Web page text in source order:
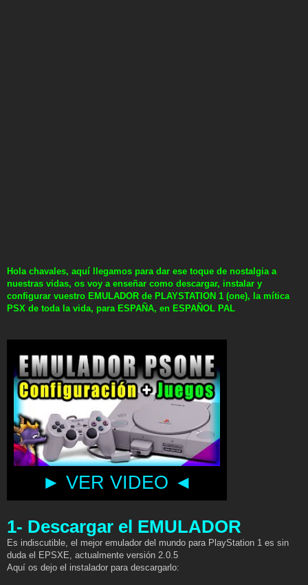
Hola chavales, aquí llegamos para dar ese toque de nostalgia a
nuestras vidas, os voy a enseñar como descargar, instalar y
configurar vuestro EMULADOR de PLAYSTATION 1 (one), la mítica
PSX de toda la vida, para ESPAÑA, en ESPAÑOL PAL
► VER VIDEO ◄
1- Descargar el EMULADOR
Es indiscutible, el mejor emulador del mundo para PlayStation 1 es sin
duda el EPSXE, actualmente versión 2.0.5
Aquí os dejo el instalador para descargarlo: